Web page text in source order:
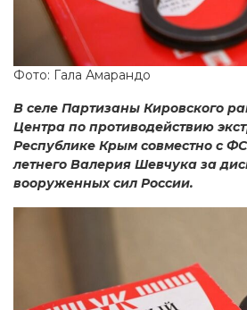
Фото: Гала Амарандо
В селе Партизаны Кировского
Центра по противодействию
Республике Крым совместно с
летнего Валерия Шевчука за
вооруженных сил России.